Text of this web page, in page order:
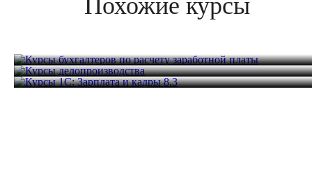
Похожие курсы
24 часа 24 600 руб.
Курсы делопроизводства
Курсы 1С: Зарплата и кадры 8.3